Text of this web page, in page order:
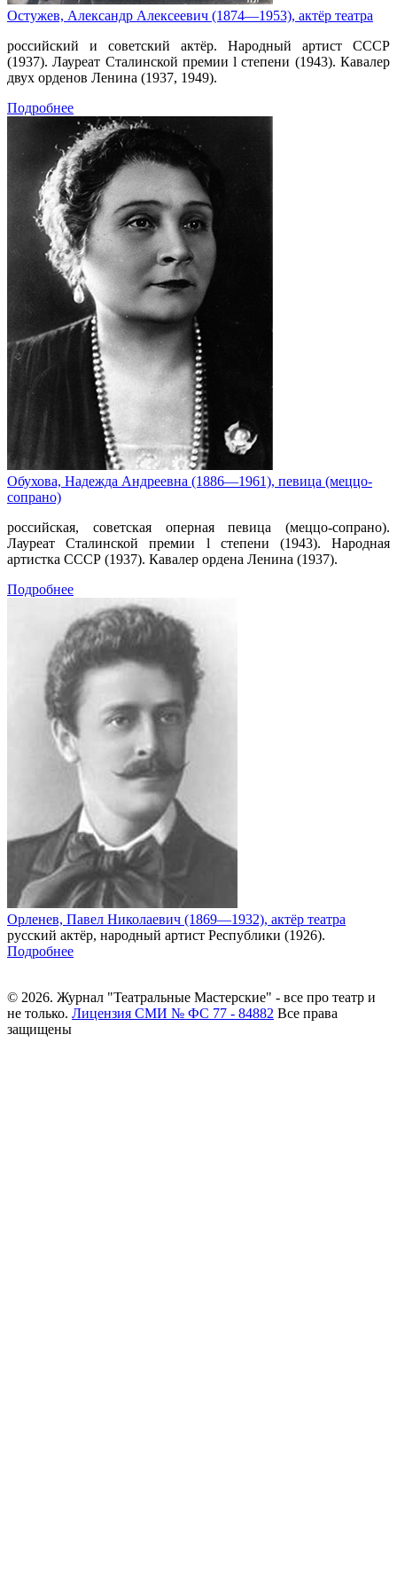
Остужев, Александр Алексеевич (1874—1953), актёр театра
российский и советский актёр. Народный артист СССР
(1937). Лауреат Сталинской премии l степени (1943). Кавалер
двух орденов Ленина (1937, 1949).
Подробнее
Обухова, Надежда Андреевна (1886—1961), певица (меццо-
сопрано)
российская, советская оперная певица (меццо-сопрано).
Лауреат Сталинской премии l степени (1943). Народная
артистка СССР (1937). Кавалер ордена Ленина (1937).
Подробнее
Орленев, Павел Николаевич (1869—1932), актёр театра
русский актёр, народный артист Республики (1926).
Подробнее
© 2026. Журнал "Театральные Мастерские" - все про театр и
не только. Лицензия СМИ № ФС 77 - 84882 Все права
защищены